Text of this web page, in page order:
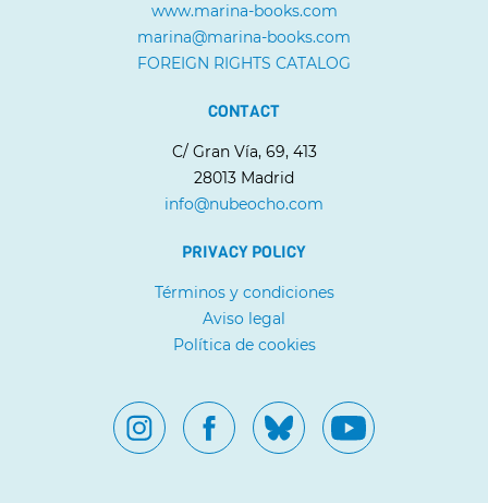
www.marina-books.com
marina@marina-books.com
FOREIGN RIGHTS CATALOG
CONTACT
C/ Gran Vía, 69, 413
28013 Madrid
info@nubeocho.com
PRIVACY POLICY
Términos y condiciones
Aviso legal
Política de cookies